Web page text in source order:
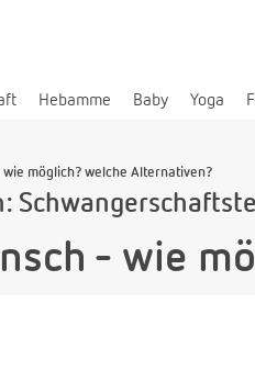
Hebamme Baby Yoga
wie möglich? welche Alternativen?
- wie